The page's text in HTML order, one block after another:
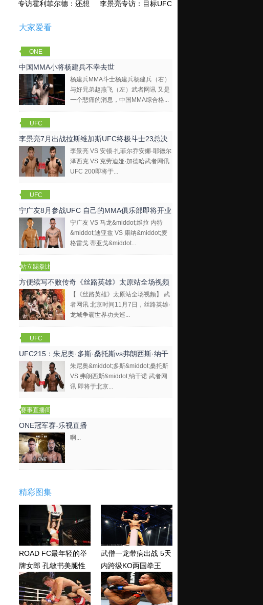
专访霍利菲尔德：还想再和泰森干一架！李景亮专访：目标UFC金腰带 不做打酱油
大家爱看
ONE
Champions
hip
中国MMA小将杨建兵不幸去世
杨建兵MMA斗士杨建兵杨建兵（右）
与好兄弟赵燕飞（左）武者网讯 又是
一个悲痛的消息，中国MMA综合格...
UFC
李景亮7月出战拉斯维加斯UFC终极斗士23总决
李景亮 VS 安顿·扎菲尔乔安娜·耶德尔
泽西克 VS 克劳迪娅·加德哈武者网讯
UFC 200即将于...
UFC
宁广友8月参战UFC 自己的MMA俱乐部即将开业
宁广友 VS 马龙&middot;维拉 内特
&middot;迪亚兹 VS 康纳&middot;麦
格雷戈 蒂亚戈&middot...
站立踢拳比
赛视频
方便续写不败传奇《丝路英雄》太原站全场视频
【《丝路英雄》太原站全场视频】 武
者网讯 北京时间11月7日，丝路英雄·
龙城争霸世界功夫巡...
UFC
UFC215：朱尼奥·多斯·桑托斯vs弗朗西斯·纳干
朱尼奥&middot;多斯&middot;桑托斯
VS 弗朗西斯&middot;纳干诺 武者网
讯 即将于北京...
赛事直播间
ONE冠军赛-乐视直播
啊...
精彩图集
ROAD FC最年轻的举
牌女郎 孔敏书美腿性
感眼神清纯
武僧一龙带病出战 5天
内跨级KO两国拳王